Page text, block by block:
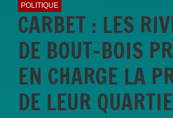
POLITIQUE
CARBET : LES
DE BOUT-BOIS
EN CHARGE LA
DE LEUR